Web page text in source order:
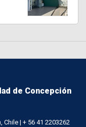
de Concepción
| + 56 41 2203262